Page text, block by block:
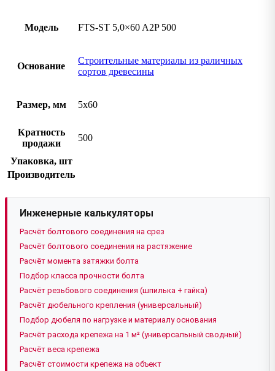
Модель FTS-ST 5,0×60 A2P 500
Основание
Строительные материалы из раличных
сортов древесины
Размер, мм 5х60
Кратность
продажи
500
Упаковка, шт
Производитель
Инженерные калькуляторы
Расчёт болтового соединения на срез
Расчёт болтового соединения на растяжение
Расчёт момента затяжки болта
Подбор класса прочности болта
Расчёт резьбового соединения (шпилька + гайка)
Расчёт дюбельного крепления (универсальный)
Подбор дюбеля по нагрузке и материалу основания
Расчёт расхода крепежа на 1 м² (универсальный сводный)
Расчёт веса крепежа
Расчёт стоимости крепежа на объект